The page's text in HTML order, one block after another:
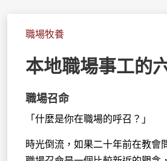
職場牧養
本地職場事工的
職場召命
「什麼是你在職場的呼召？」
時光倒流，如果二十年前在教會